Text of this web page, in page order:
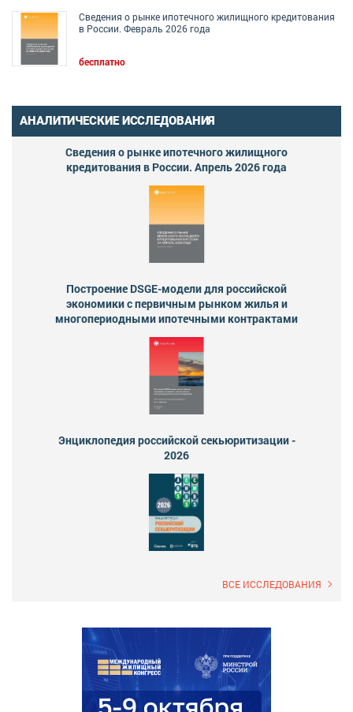
Сведения о рынке ипотечного жилищного кредитования
в России. Февраль 2026 года
бесплатно
АНАЛИТИЧЕСКИЕ ИССЛЕДОВАНИЯ
Сведения о рынке ипотечного жилищного
кредитования в России. Апрель 2026 года
Построение DSGE-модели для российской
экономики с первичным рынком жилья и
многопериодными ипотечными контрактами
Энциклопедия российской секьюритизации -
2026
ВСЕ ИССЛЕДОВАНИЯ